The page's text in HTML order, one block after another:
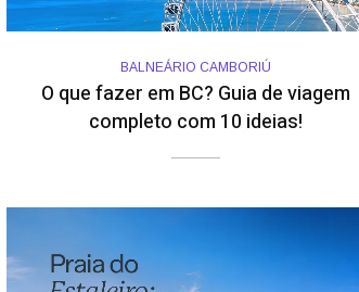
BALNEÁRIO CAMBORIÚ
O que fazer em BC? Guia de viagem
completo com 10 ideias!